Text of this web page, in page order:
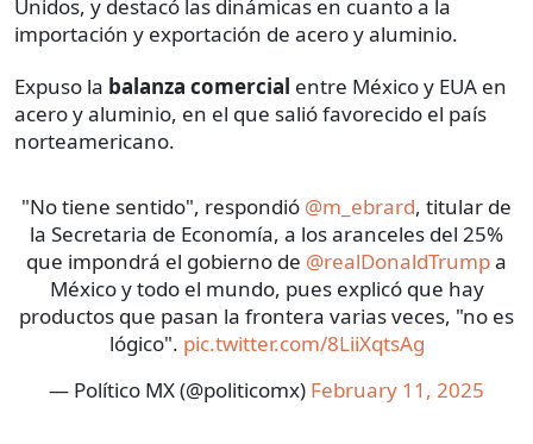
Unidos, y destacó las dinámicas en cuanto a la
importación y exportación de acero y aluminio.
Expuso la balanza comercial entre México y EUA en
acero y aluminio, en el que salió favorecido el país
norteamericano.
"No tiene sentido", respondió @m_ebrard, titular de
la Secretaria de Economía, a los aranceles del 25%
que impondrá el gobierno de @realDonaldTrumpa
México y todo el mundo, pues explicó que hay
productos que pasan la frontera varias veces, "no es
lógico". pic.twitter.com/8LiiXqtsAg
— Político MX (@politicomx) February 11, 2025